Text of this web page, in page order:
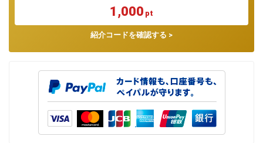
1,000 pt
紹介コードを確認する >